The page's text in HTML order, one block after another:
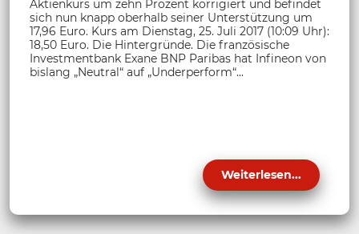
Aktienkurs um zehn Prozent korrigiert und befindet
sich nun knapp oberhalb seiner Unterstützung um
17,96 Euro. Kurs am Dienstag, 25. Juli 2017 (10:09 Uhr):
18,50 Euro. Die Hintergründe. Die französische
Investmentbank Exane BNP Paribas hat Infineon von
bislang „Neutral“ auf „Underperform“...
Weiterlesen...